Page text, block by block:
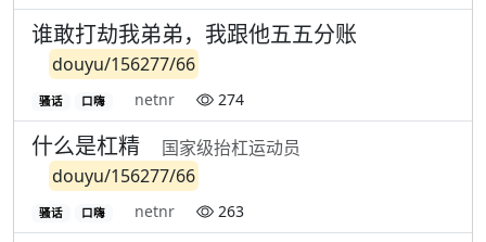
谁敢打劫我弟弟，我跟他五五分账
douyu/156277/66
骚话 口嗨 netnr 274
什么是杠精
国家级抬杠运动员
douyu/156277/66
骚话 口嗨 netnr 263